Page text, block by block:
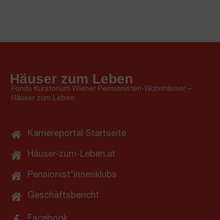
Häuser zum Leben
Fonds Kuratorium Wiener Pensionisten-Wohnhäuser –
Häuser zum Leben
Karriereportal Startseite
Häuser-zum-Leben.at
Pensionist*innenklubs
Geschäftsbericht